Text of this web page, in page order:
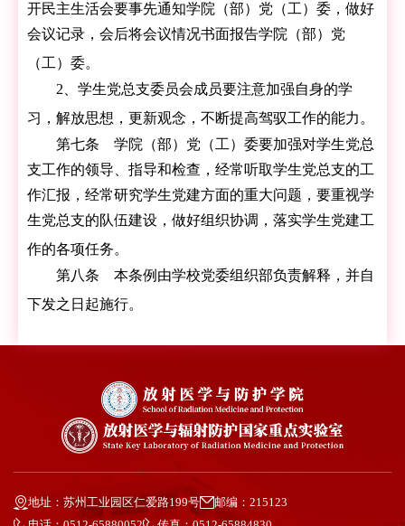
开民主生活会要事先通知学院（部）党（工）委，做好
会议记录，会后将会议情况书面报告学院（部）党
（工）委。
2、学生党总支委员会成员要注意加强自身的学
习，解放思想，更新观念，不断提高驾驭工作的能力。
第七条 学院（部）党（工）委要加强对学生党总
支工作的领导、指导和检查，经常听取学生党总支的工
作汇报，经常研究学生党建方面的重大问题，要重视学
生党总支的队伍建设，做好组织协调，落实学生党建工
作的各项任务。
第八条 本条例由学校党委组织部负责解释，并自
下发之日起施行。
地址：苏州工业园区仁爱路199号
邮编：215123